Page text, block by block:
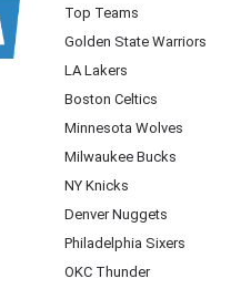
Top Teams
Golden State Warriors
LA Lakers
Boston Celtics
Minnesota Wolves
Milwaukee Bucks
NY Knicks
Denver Nuggets
Philadelphia Sixers
OKC Thunder